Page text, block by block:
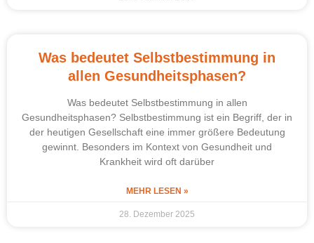
Was bedeutet Selbstbestimmung in
allen Gesundheitsphasen?
Was bedeutet Selbstbestimmung in allen
Gesundheitsphasen? Selbstbestimmung ist ein Begriff, der in
der heutigen Gesellschaft eine immer größere Bedeutung
gewinnt. Besonders im Kontext von Gesundheit und
Krankheit wird oft darüber
MEHR LESEN »
28. Dezember 2025